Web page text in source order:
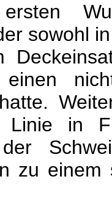
sowohl
einen
Linie in
zu einem